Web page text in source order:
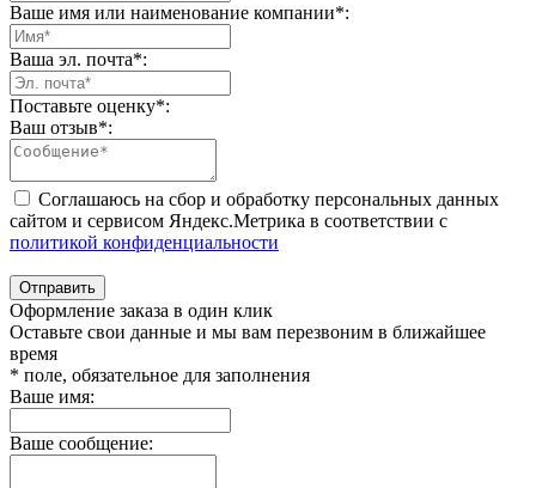
Ваше имя или наименование компании*:
Ваша эл. почта*:
Поставьте оценку*:
Ваш отзыв*:
Соглашаюсь на сбор и обработку персональных данных
сайтом и сервисом Яндекс.Метрика в соответствии с
политикой конфиденциальности
Отправить
Оформление заказа в один клик
Оставьте свои данные и мы вам перезвоним в ближайшее
время
* поле, обязательное для заполнения
Ваше имя:
Ваше сообщение: